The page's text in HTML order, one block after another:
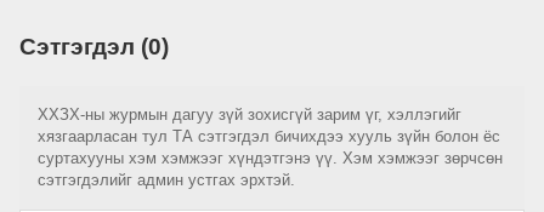
Сэтгэгдэл (0)
ХХЗХ-ны журмын дагуу зүй зохисгүй зарим үг, хэллэгийг
хязгаарласан тул ТА сэтгэгдэл бичихдээ хууль зүйн болон ёс
суртахууны хэм хэмжээг хүндэтгэнэ үү. Хэм хэмжээг зөрчсөн
сэтгэгдэлийг админ устгах эрхтэй.